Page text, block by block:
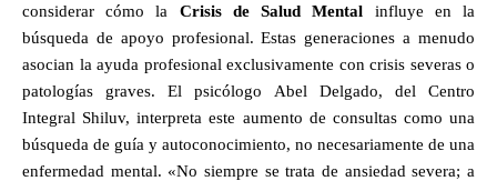
considerar cómo la Crisis de Salud Mental influye en la
búsqueda de apoyo profesional. Estas generaciones a menudo
asocian la ayuda profesional exclusivamente con crisis severas o
patologías graves. El psicólogo Abel Delgado, del Centro
Integral Shiluv, interpreta este aumento de consultas como una
búsqueda de guía y autoconocimiento, no necesariamente de una
enfermedad mental. «No siempre se trata de ansiedad severa; a